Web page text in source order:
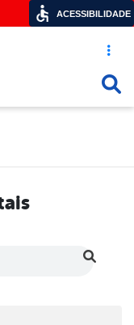
Acesso
ACESSIBILIDADE